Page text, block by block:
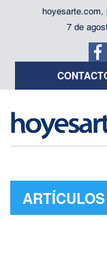
hoyesarte.com,
7 de